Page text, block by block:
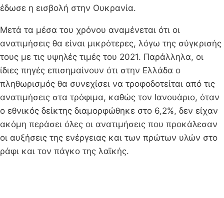
έδωσε η εισβολή στην Ουκρανία.
Μετά τα μέσα του χρόνου αναμένεται ότι οι
ανατιμήσεις θα είναι μικρότερες, λόγω της σύγκρισής
τους με τις υψηλές τιμές του 2021. Παράλληλα, οι
ίδιες πηγές επισημαίνουν ότι στην Ελλάδα ο
πληθωρισμός θα συνεχίσει να τροφοδοτείται από τις
ανατιμήσεις στα τρόφιμα, καθώς τον Ιανουάριο, όταν
ο εθνικός δείκτης διαμορφώθηκε στο 6,2%, δεν είχαν
ακόμη περάσει όλες οι ανατιμήσεις που προκάλεσαν
οι αυξήσεις της ενέργειας και των πρώτων υλών στο
ράφι και τον πάγκο της λαϊκής.